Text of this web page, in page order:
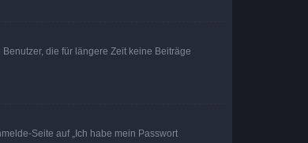
die für längere Zeit keine Beiträge
Seite auf „Ich habe mein Passwort